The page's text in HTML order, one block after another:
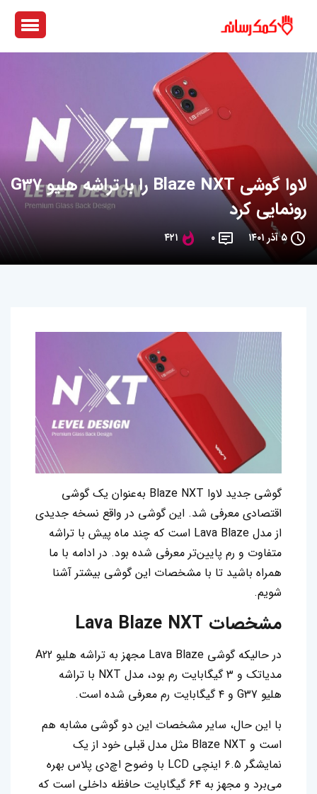
لاوا گوشی Blaze NXT را با تراشه هلیو G37
رونمایی کرد
۵ آذر ۱۴۰۱ ۰ ۴۲۱
گوشی جدید لاوا Blaze NXT به‌عنوان یک گوشی
اقتصادی معرفی شد. این گوشی در واقع نسخه جدیدی
از مدل Lava Blaze است که چند ماه پیش با تراشه
متفاوت و رم پایین‌تر معرفی شده بود. در ادامه با ما
همراه باشید تا با مشخصات این گوشی بیشتر آشنا
شویم.
مشخصات Lava Blaze NXT
در حالیکه گوشی Lava Blaze مجهز به تراشه هلیو A22
مدیاتک و ۳ گیگابایت رم بود، مدل NXT با تراشه
هلیو G37 و ۴ گیگابایت رم معرفی شده است.
با این‌ حال، سایر مشخصات این دو گوشی مشابه هم
است و Blaze NXT مثل مدل قبلی خود از یک
نمایشگر ۶.۵ اینچی LCD با وضوح اچ‌دی پلاس بهره
می‌برد و مجهز به ۶۴ گیگابایت حافظه داخلی است که